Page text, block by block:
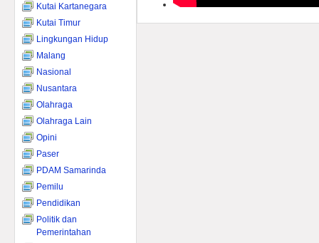
Kutai Kartanegara
Kutai Timur
Lingkungan Hidup
Malang
Nasional
Nusantara
Olahraga
Olahraga Lain
Opini
Paser
PDAM Samarinda
Pemilu
Pendidikan
Politik dan
Pemerintahan